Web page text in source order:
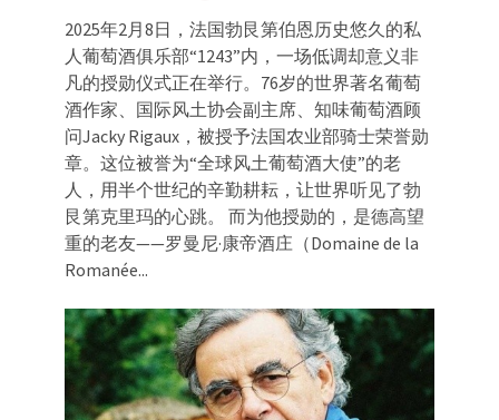
2025年2月8日，法国勃艮第伯恩历史悠久的私
人葡萄酒俱乐部“1243”内，一场低调却意义非
凡的授勋仪式正在举行。76岁的世界著名葡萄
酒作家、国际风土协会副主席、知味葡萄酒顾
问Jacky Rigaux，被授予法国农业部骑士荣誉勋
章。这位被誉为“全球风土葡萄酒大使”的老
人，用半个世纪的辛勤耕耘，让世界听见了勃
艮第克里玛的心跳。 而为他授勋的，是德高望
重的老友——罗曼尼·康帝酒庄（Domaine de la
Romanée...